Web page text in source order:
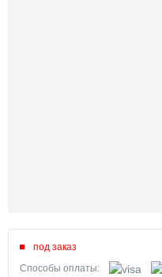
под заказ
Способы оплаты: